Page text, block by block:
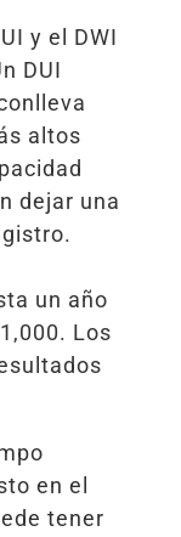
y el DWI
DUI
altos
dejar una
un año
Los
en el
tener